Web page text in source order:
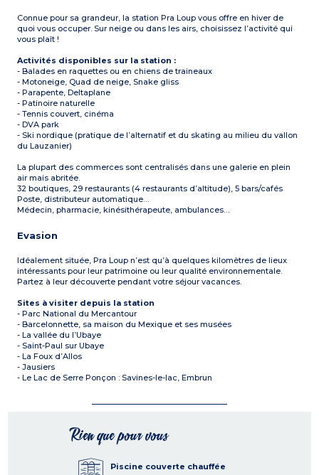
Connue pour sa grandeur, la station Pra Loup vous offre en hiver de
quoi vous occuper. Sur neige ou dans les airs, choisissez l’activité qui
vous plaît !
Activités disponibles sur la station :
- Balades en raquettes ou en chiens de traineaux
- Motoneige, Quad de neige, Snake gliss
- Parapente, Deltaplane
- Patinoire naturelle
- Tennis couvert, cinéma
- DVA park
- Ski nordique (pratique de l’alternatif et du skating au milieu du vallon
du Lauzanier)
La plupart des commerces sont centralisés dans une galerie en plein
air mais abritée.
32 boutiques, 29 restaurants (4 restaurants d’altitude), 5 bars/cafés
Poste, distributeur automatique…
Médecin, pharmacie, kinésithérapeute, ambulances…
Evasion
Idéalement située, Pra Loup n’est qu’à quelques kilomètres de lieux
intéressants pour leur patrimoine ou leur qualité environnementale.
Partez à leur découverte pendant votre séjour vacances.
Sites à visiter depuis la station
- Parc National du Mercantour
- Barcelonnette, sa maison du Mexique et ses musées
- La vallée du l’Ubaye
- Saint-Paul sur Ubaye
- La Foux d’Allos
- Jausiers
- Le Lac de Serre Ponçon : Savines-le-lac, Embrun
Rien que pour vous
Piscine couverte chauffée